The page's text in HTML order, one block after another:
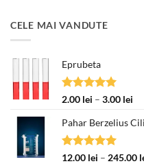
CELE MAI VANDUTE
Eprubeta
Evaluat la
2.00 lei – 3.00 lei
la
Pahar Berzelius
Evaluat la
12.00 lei – 245.00